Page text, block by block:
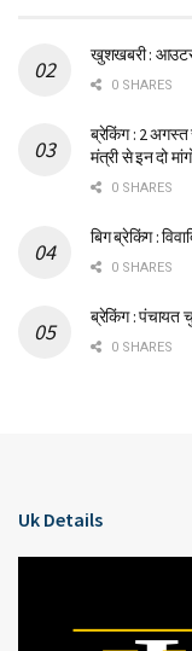
खुशखबरी :
0 SHARES
ब्रेकिंग : 2 अगस्त
मंत्री से इन दो
0 SHARES
बिग ब्रेकिंग :
0 SHARES
ब्रेकिंग : पंचायत
0 SHARES
Uk Details